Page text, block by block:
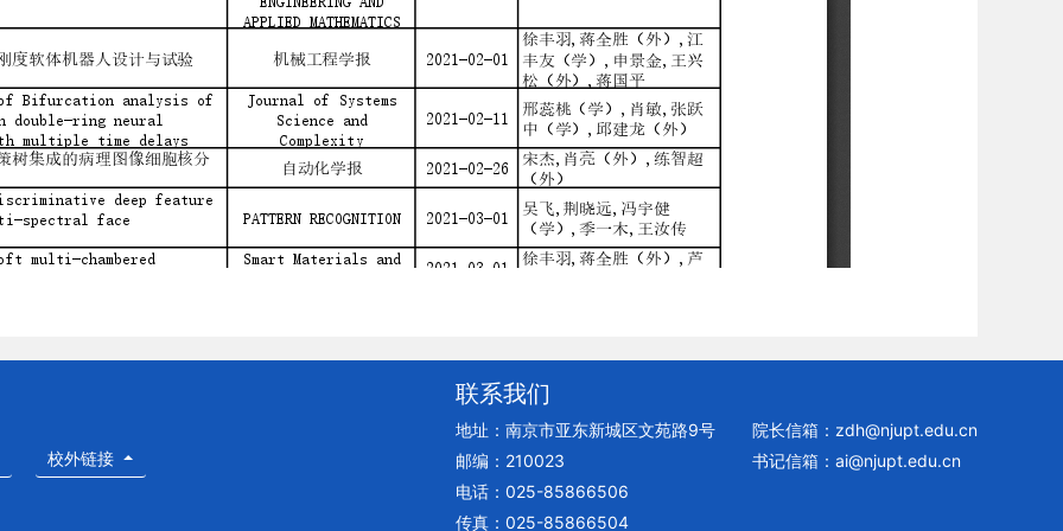
校外链接
联系我们
地址：南京市亚东新城区文苑路9号
邮编：210023
电话：025-85866506
传真：025-85866504
院长信箱：zdh@njupt.edu.cn
书记信箱：ai@njupt.edu.cn